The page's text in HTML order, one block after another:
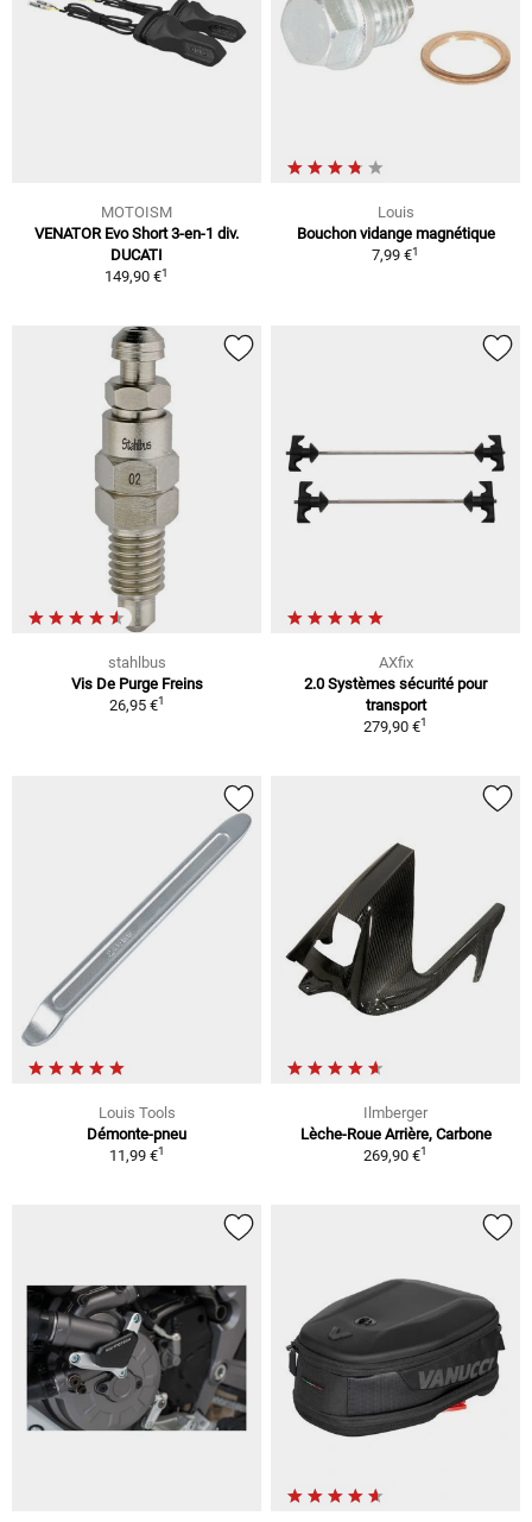
MOTOISM
VENATOR Evo Short 3-en-1 div.
DUCATI
149,90 €1
Louis
Bouchon vidange magnétique
7,99 €1
stahlbus
Vis De Purge Freins
26,95 €1
AXfix
2.0 Systèmes sécurité pour
transport
279,90 €1
Louis Tools
Démonte-pneu
11,99 €1
Ilmberger
Lèche-Roue Arrière, Carbone
269,90 €1